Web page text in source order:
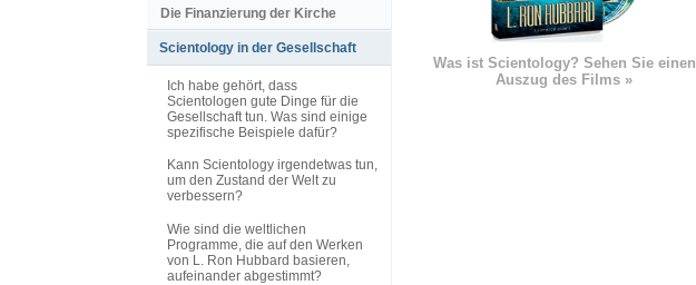
Was ist Scientology? Sehen Sie einen
Auszug des Films »
Die Finanzierung der Kirche
Scientology in der Gesellschaft
Ich habe gehört, dass
Scientologen gute Dinge für die
Gesellschaft tun. Was sind einige
spezifische Beispiele dafür?
Kann Scientology irgendetwas tun,
um den Zustand der Welt zu
verbessern?
Wie sind die weltlichen
Programme, die auf den Werken
von L. Ron Hubbard basieren,
aufeinander abgestimmt?